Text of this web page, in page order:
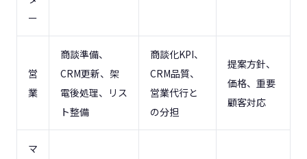
ー
営
業
商談準備、
CRM更新、架
電後処理、リス
ト整備
商談化KPI、
CRM品質、
営業代行と
の分担
提案方針、
価格、重要
顧客対応
マ